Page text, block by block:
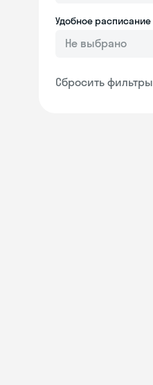
Удобное расписание
Не выбрано
Сбросить фильтры